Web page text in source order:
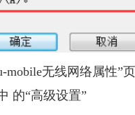
无线网络属性”
的“高级设置”